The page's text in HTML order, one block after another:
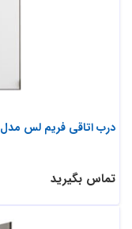
درب اتاقی فریم لس مدل F08
تماس بگیرید